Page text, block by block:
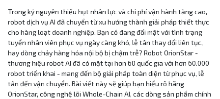
Trong kỷ nguyên thiếu hụt nhân lực và chi phí vận hành tăng cao,
robot dịch vụ AI đã chuyển từ xu hướng thành giải pháp thiết thực
cho hàng loạt doanh nghiệp. Bạn có đang đối mặt với tình trạng
tuyển nhân viên phục vụ ngày càng khó, lễ tân thay đổi liên tục,
hay dòng chảy hàng hóa nội bộ bị chậm trễ? Robot OrionStar -
thương hiệu robot AI đã có mặt tại hơn 60 quốc gia với hơn 60.000
robot triển khai - mang đến bộ giải pháp toàn diện từ phục vụ, lễ
tân đến vận chuyển. Bài viết này sẽ giúp bạn hiểu rõ hãng
OrionStar, công nghệ lõi Whole-Chain AI, các dòng sản phẩm chính